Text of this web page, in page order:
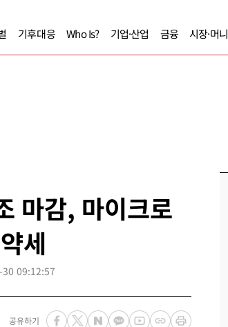
기후대응 Who Is? 기업·산업 금융 시장·머니
마감, 마이크로
세
09:12:57
공유하기